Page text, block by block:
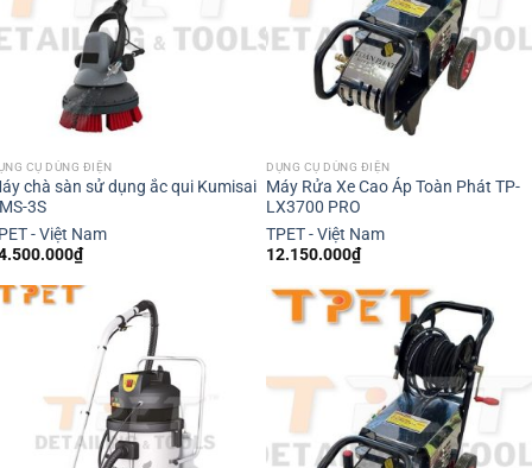
CỤ DÙNG ĐIỆN
chà sàn sử dụng ắc qui Kumisai
3S
- Việt Nam
₫
DỤNG CỤ DÙNG ĐIỆN
Máy Rửa Xe Cao Áp Toàn Phát TP-
LX3700 PRO
TPET - Việt Nam
12.150.000₫